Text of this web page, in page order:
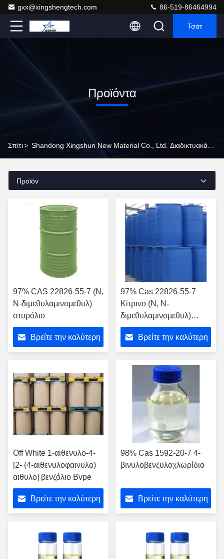
gxx@xingshengtech.com 86-519-86464994
Τσάτ
Προϊόντα
Σπίτι>
Προϊόν
97% CAS 22826-55-7 (Ν,
Ν-διμεθυλαμινομεθυλ)
στυρόλιο
Βρείτε την καλύτερη
97% Cas 22826-55-7
Κίτρινο (Ν, Ν-
διμεθυλαμινομεθυλ)
Στυρόλιο
Βρείτε την καλύτερη
Off White 1-αιθενυλο-4-
[2- (4-αιθενυλοφαινυλο)
αιθυλο] βενζόλιο Bvpe
Βρείτε την καλύτερη
98% Cas 1592-20-7 4-
βινυλοβενζυλοχλωρίδιο
Βρείτε την καλύτερη